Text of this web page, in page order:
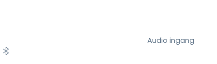
Audio ingang